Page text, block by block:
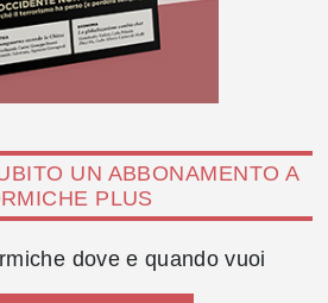
UN ABBONAMENTO A
PLUS
dove e quando vuoi